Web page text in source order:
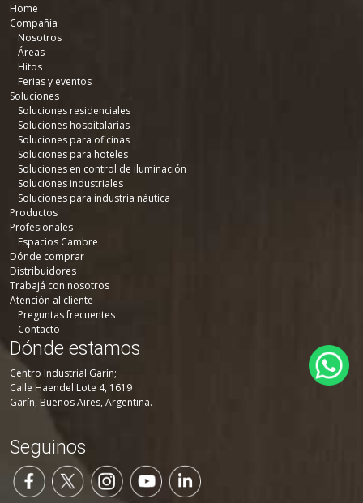
Home
Compañía
Nosotros
Áreas
Hitos
Ferias y eventos
Soluciones
Soluciones residenciales
Soluciones hospitalarias
Soluciones para oficinas
Soluciones para hoteles
Soluciones en control de iluminación
Soluciones industriales
Soluciones para industria náutica
Productos
Profesionales
Espacios Cambre
Dónde comprar
Distribuidores
Trabajá con nosotros
Atención al cliente
Preguntas frecuentes
Contacto
Dónde estamos
Centro Industrial Garín;
Calle Haendel Lote 4, 1619
Garín, Buenos Aires, Argentina.
Seguinos